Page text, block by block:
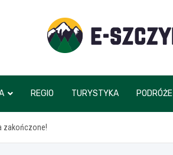
e-szczyrk.pl
REGIO TURYSTYKA PODRÓŻE
zakończone!